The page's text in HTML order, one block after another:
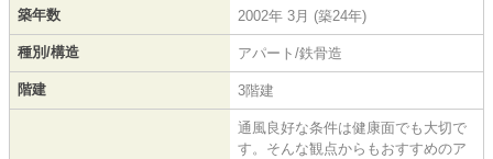
築年数 2002年 3月 (築24年)
種別/構造 アパート/鉄骨造
階建 3階建
通風良好な条件は健康面でも大切で
す。そんな観点からもおすすめのア